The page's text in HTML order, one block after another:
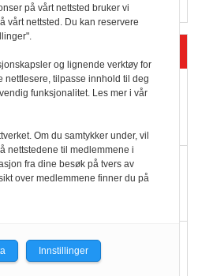
flaggskip
videre
opprettholdes
varer, men fulle
på vårt nettsted bruker vi
vårt nettsted. Du kan reservere
og lignende verktøy for
nettlesere, tilpasse innhold til deg
funksjonalitet. Les mer i vår
Om du samtykker under, vil
nettstedene til medlemmene i
fra dine besøk på tvers av
over medlemmene finner du på
Innstillinger